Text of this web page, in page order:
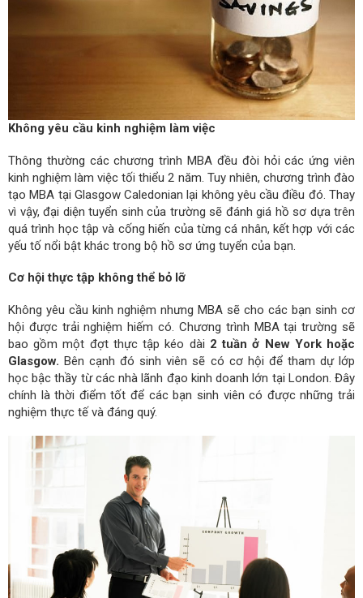
Không yêu cầu kinh nghiệm làm việc
Thông thường các chương trình MBA đều đòi hỏi các ứng viên
kinh nghiệm làm việc tối thiểu 2 năm. Tuy nhiên, chương trình đào
tạo MBA tại Glasgow Caledonian lại không yêu cầu điều đó. Thay
vì vậy, đại diện tuyển sinh của trường sẽ đánh giá hồ sơ dựa trên
quá trình học tập và cống hiến của từng cá nhân, kết hợp với các
yếu tố nổi bật khác trong bộ hồ sơ ứng tuyển của bạn.
Cơ hội thực tập không thể bỏ lỡ
Không yêu cầu kinh nghiệm nhưng MBA sẽ cho các bạn sinh cơ
hội được trải nghiệm hiếm có. Chương trình MBA tại trường sẽ
bao gồm một đợt thực tập kéo dài 2 tuần ở New York hoặc
Glasgow. Bên cạnh đó sinh viên sẽ có cơ hội để tham dự lớp
học bậc thầy từ các nhà lãnh đạo kinh doanh lớn tại London. Đây
chính là thời điểm tốt để các bạn sinh viên có được những trải
nghiệm thực tế và đáng quý.